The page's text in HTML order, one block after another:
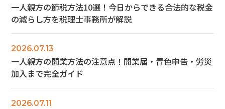
一人親方の節税方法10選！今日からできる合法的な税金
の減らし方を税理士事務所が解説
2026.07.13
一人親方の開業方法の注意点！開業届・青色申告・労災
加入まで完全ガイド
2026.07.11